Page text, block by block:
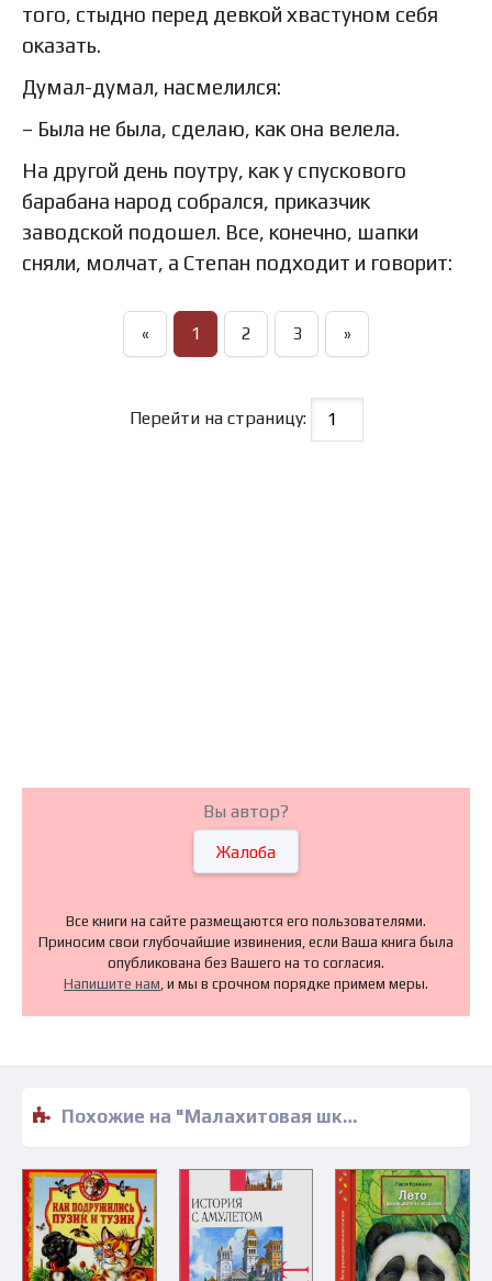
того, стыдно перед девкой хвастуном себя
оказать.
Думал-думал, насмелился:
– Была не была, сделаю, как она велела.
На другой день поутру, как у спускового
барабана народ собрался, приказчик
заводской подошел. Все, конечно, шапки
сняли, молчат, а Степан подходит и говорит:
« 1 2 3 »
Перейти на страницу:
Вы автор?
Жалоба
Все книги на сайте размещаются его пользователями.
Приносим свои глубочайшие извинения, если Ваша книга была
опубликована без Вашего на то согласия.
Напишите нам , и мы в срочном порядке примем меры.
Похожие на "Малахитовая шкатулка - Павел Бажов" книги читать бесплатно полные версии